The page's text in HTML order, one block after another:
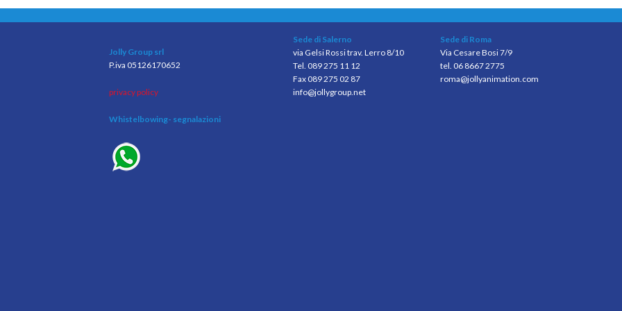
Jolly Group srl
P.iva 05126170652
privacy policy
Whistelbowing- segnalazioni
Sede di Salerno
via Gelsi Rossi trav. Lerro 8/10
Tel. 089 275 11 12
Fax 089 275 02 87
info@jollygroup.net
Sede di Roma
Via Cesare Bosi 7/9
tel. 06 8667 2775
roma@jollyanimation.com